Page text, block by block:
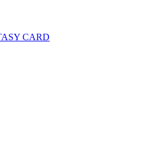
CARD